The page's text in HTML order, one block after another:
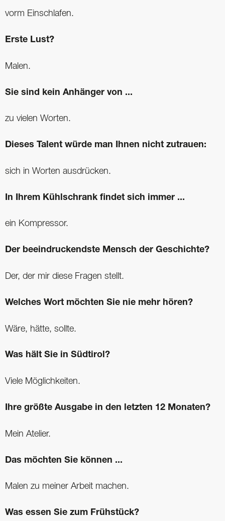
vorm Einschlafen.
Erste Lust?
Malen.
Sie sind kein Anhänger von ...
zu vielen Worten.
Dieses Talent würde man Ihnen nicht zutrauen:
sich in Worten ausdrücken.
In Ihrem Kühlschrank findet sich immer ...
ein Kompressor.
Der beeindruckendste Mensch der Geschichte?
Der, der mir diese Fragen stellt.
Welches Wort möchten Sie nie mehr hören?
Wäre, hätte, sollte.
Was hält Sie in Südtirol?
Viele Möglichkeiten.
Ihre größte Ausgabe in den letzten 12 Monaten?
Mein Atelier.
Das möchten Sie können ...
Malen zu meiner Arbeit machen.
Was essen Sie zum Frühstück?